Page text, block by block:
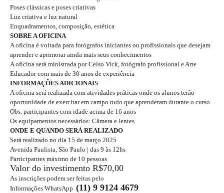
Poses clássicas e poses criativas
Luz criativa e luz natural
Enquadramentos, composição, estética
SOBRE A OFICINA
A oficina é voltada para fotógrafos iniciantes ou profissionais que desejam
aprender e aprimorar ainda mais seus conhecimentos
A oficina será ministrada por Celso Vick, fotógrafo profissional e Arte
Educador com mais de 30 anos de experiência
INFORMAÇÕES ADICIONAIS
A oficina será realizada com atividades práticas onde os alunos terão
oportunidade de exercitar em campo tudo que aprenderam durante o curso
Obs. participantes com idade acima de 16 anos
Os equipamentos necessários: Câmera e lentes
ONDE E QUANDO SERÁ REALIZADO
Será realizado no dia 15 de março 2025
Avenida Paulista, São Paulo | das 9 às 12hs
Participantes máximo de 10 pessoas
Valor do investimento R$70,00
As inscrições podem ser feitas pelo
Informações WhatsApp (11) 9 9124 4679